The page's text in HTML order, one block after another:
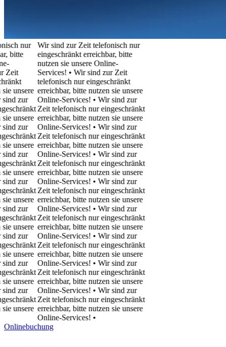
nur
unsere
zur
unsere
zur
unsere
zur
unsere
zur
unsere
zur
unsere
zur
unsere
zur
unsere
zur
unsere
Wir sind zur Zeit telefonisch nur
eingeschränkt erreichbar, bitte
nutzen sie unsere Online-
Services! • Wir sind zur Zeit
telefonisch nur eingeschränkt
erreichbar, bitte nutzen sie unsere
Online-Services! • Wir sind zur
Zeit telefonisch nur eingeschränkt
erreichbar, bitte nutzen sie unsere
Online-Services! • Wir sind zur
Zeit telefonisch nur eingeschränkt
erreichbar, bitte nutzen sie unsere
Online-Services! • Wir sind zur
Zeit telefonisch nur eingeschränkt
erreichbar, bitte nutzen sie unsere
Online-Services! • Wir sind zur
Zeit telefonisch nur eingeschränkt
erreichbar, bitte nutzen sie unsere
Online-Services! • Wir sind zur
Zeit telefonisch nur eingeschränkt
erreichbar, bitte nutzen sie unsere
Online-Services! • Wir sind zur
Zeit telefonisch nur eingeschränkt
erreichbar, bitte nutzen sie unsere
Online-Services! • Wir sind zur
Zeit telefonisch nur eingeschränkt
erreichbar, bitte nutzen sie unsere
Online-Services! • Wir sind zur
Zeit telefonisch nur eingeschränkt
erreichbar, bitte nutzen sie unsere
Online-Services!•
Onlinebuchung